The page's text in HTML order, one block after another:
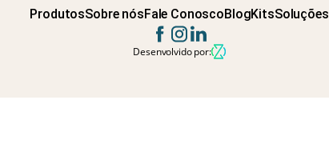
ProdutosSobre nósFale ConoscoBlogKitsSoluções
Desenvolvido por: